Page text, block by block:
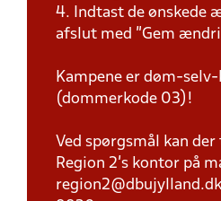
4. Indtast de ønskede
afslut med "Gem
Kampene er døm-
(dommerkode 03)!
Ved spørgsmål kan
Region 2's kontor på